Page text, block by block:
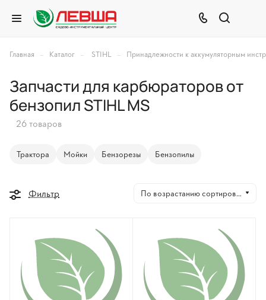
Главная – Каталог – STIHL – Принадлежности к аккумуляторным
Запчасти для карбюраторов от
бензопил STIHL MS
26 товаров
Трактора Мойки Бензорезы Бензопилы
Фильтр По возрастанию сортировки